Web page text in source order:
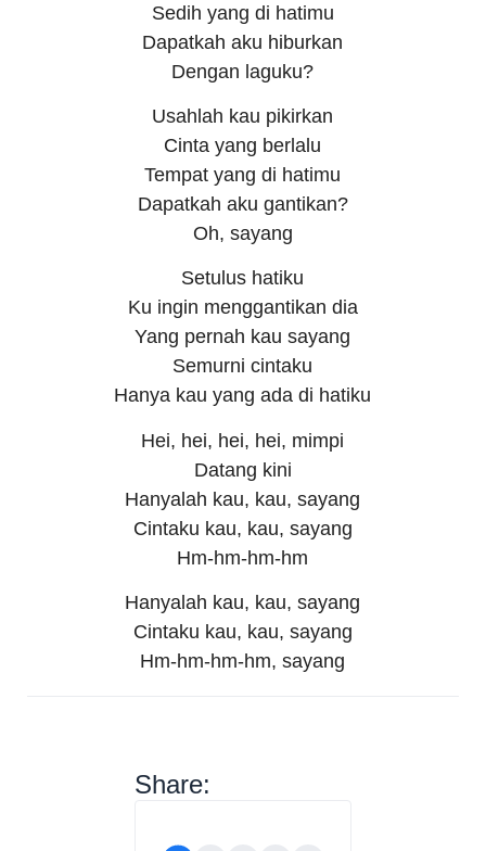
Sedih yang di hatimu
Dapatkah aku hiburkan
Dengan laguku?
Usahlah kau pikirkan
Cinta yang berlalu
Tempat yang di hatimu
Dapatkah aku gantikan?
Oh, sayang
Setulus hatiku
Ku ingin menggantikan dia
Yang pernah kau sayang
Semurni cintaku
Hanya kau yang ada di hatiku
Hei, hei, hei, hei, mimpi
Datang kini
Hanyalah kau, kau, sayang
Cintaku kau, kau, sayang
Hm-hm-hm-hm
Hanyalah kau, kau, sayang
Cintaku kau, kau, sayang
Hm-hm-hm-hm, sayang
Share: